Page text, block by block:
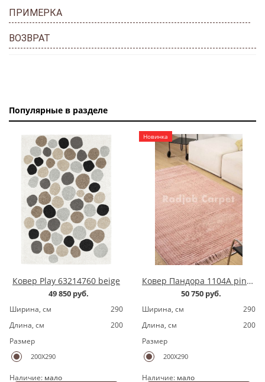
ПРИМЕРКА
ВОЗВРАТ
Популярные в разделе
Ковер Play 63214760 beige
49 850 руб.
Ширина, cм
290
Длина, cм
200
Размер
200X290
Наличие: мало
Новинка
Ковер Пандора 1104A pink/pink
50 750 руб.
Ширина, cм
290
Длина, cм
200
Размер
200X290
Наличие: мало